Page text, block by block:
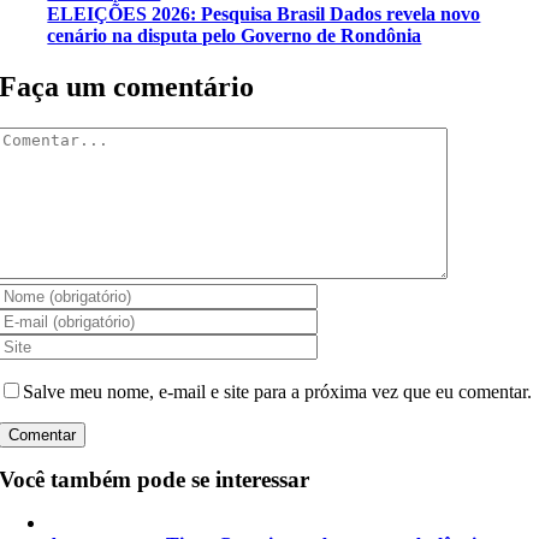
ELEIÇÕES 2026: Pesquisa Brasil Dados revela novo
cenário na disputa pelo Governo de Rondônia
Faça um comentário
Salve meu nome, e-mail e site para a próxima vez que eu comentar.
Você também pode se interessar